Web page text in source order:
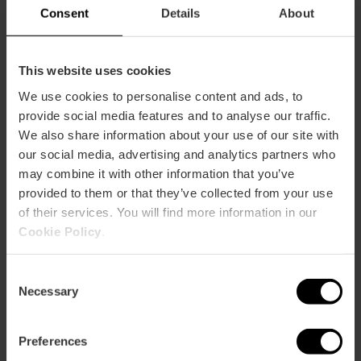
Consent Details About
This website uses cookies
We use cookies to personalise content and ads, to
provide social media features and to analyse our traffic.
We also share information about your use of our site with
our social media, advertising and analytics partners who
may combine it with other information that you’ve
provided to them or that they’ve collected from your use
of their services. You will find more information in our
Cookie Policy
Selection
Necessary
Preferences
Einzigartige Feste und
UNESCO-Welterbes. Mit dem
Wassergericht und den Fallas feiert
die Stadt ein Erbe von
außergewöhnlichem universellem
Wert – lebendige Geschichte, die
begeistert.